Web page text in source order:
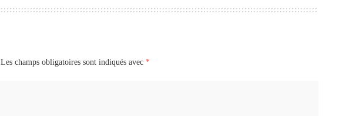
Les champs obligatoires sont indiqués avec *